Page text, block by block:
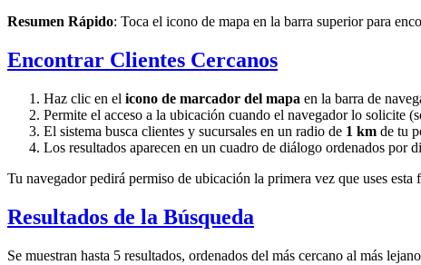
Resumen Rápido: Toca el icono de mapa en la barra superior para
Encontrar Clientes Cercanos
Haz clic en el icono de marcador del mapa en la barra de
Permite el acceso a la ubicación cuando el navegador lo solicite
El sistema busca clientes y sucursales en un radio de 1 km de tu
Los resultados aparecen en un cuadro de diálogo ordenados por
Tu navegador pedirá permiso de ubicación la primera vez que uses
Resultados de la Búsqueda
Se muestran hasta 5 resultados, ordenados del más cercano al más